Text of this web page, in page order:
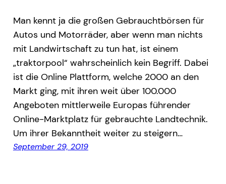
Man kennt ja die großen Gebrauchtbörsen für
Autos und Motorräder, aber wenn man nichts
mit Landwirtschaft zu tun hat, ist einem
„traktorpool“ wahrscheinlich kein Begriff. Dabei
ist die Online Plattform, welche 2000 an den
Markt ging, mit ihren weit über 100.000
Angeboten mittlerweile Europas führender
Online-Marktplatz für gebrauchte Landtechnik.
Um ihrer Bekanntheit weiter zu steigern…
September 29, 2019